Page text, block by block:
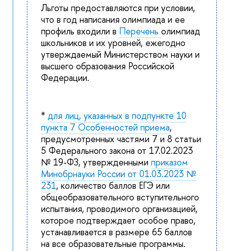
Льготы предоставляются при условии,
что в год написания олимпиада и ее
профиль входили в Переченьолимпиад
школьников и их уровней, ежегодно
утверждаемый Министерством науки и
высшего образования Российской
Федерации.
*для лиц, указанных в подпункте 10
пункта 7 Особенностей приема,
предусмотренных частями 7 и 8 статьи
5 Федерального закона от 17.02.2023
№ 19-ФЗ, утвержденнымиприказом
Минобрнауки России от 01.03.2023 №
231, количество баллов ЕГЭ или
общеобразовательного вступительного
испытания, проводимого организацией,
которое подтверждает особое право,
устанавливается в размере 65 баллов
на все образовательные программы.